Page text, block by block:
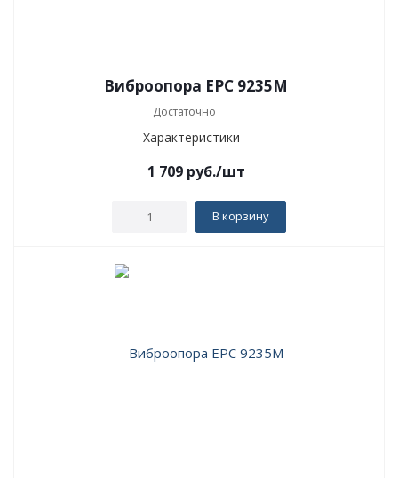
Виброопора EPC 9235M
Достаточно
Характеристики
1 709руб./шт
В корзину